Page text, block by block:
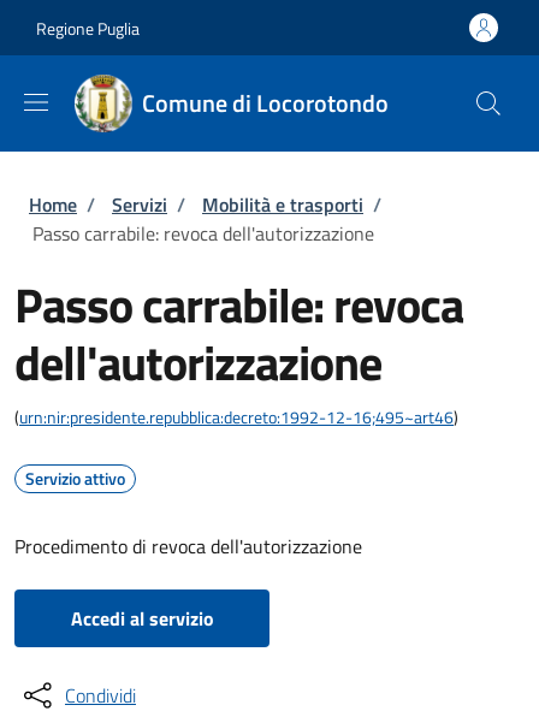
Regione Puglia
Comune di Locorotondo
Briciole di pane
Home / Servizi / Mobilità e trasporti /
Passo carrabile: revoca dell'autorizzazione
Passo carrabile: revoca
dell'autorizzazione
(urn:nir:presidente.repubblica:decreto:1992-12-16;495~art46)
Servizio attivo
Procedimento di revoca dell'autorizzazione
Accedi al servizio
Condividi